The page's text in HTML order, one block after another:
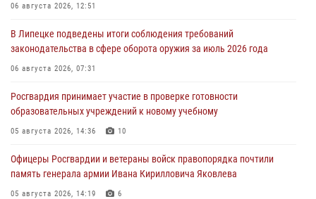
06 августа 2026, 12:51
В Липецке подведены итоги соблюдения требований
законодательства в сфере оборота оружия за июль 2026 года
06 августа 2026, 07:31
Росгвардия принимает участие в проверке готовности
образовательных учреждений к новому учебному
05 августа 2026, 14:36 10
Офицеры Росгвардии и ветераны войск правопорядка почтили
память генерала армии Ивана Кирилловича Яковлева
05 августа 2026, 14:19 6